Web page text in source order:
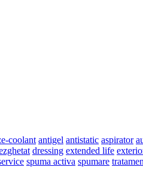
coolant antigel antistatic aspirator
dressing extended life
spuma activa spumare